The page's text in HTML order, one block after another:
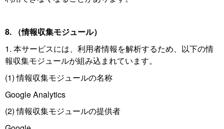
8. （情報収集モジュール）
1. 本サービスには、利用者情報を解析するため、以下の情
報収集モジュールが組み込まれています。
(1) 情報収集モジュールの名称
Google Analytics
(2) 情報収集モジュールの提供者